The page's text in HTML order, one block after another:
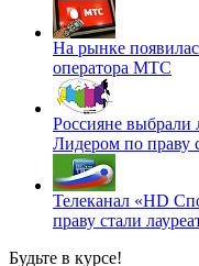
На рынке
оператора МТС
Россияне выбрали
Лидером по праву
Телеканал «HD
праву стали
Будьте в курсе!